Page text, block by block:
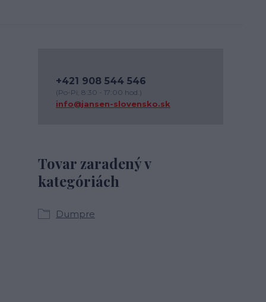
Tovar zaradený v
kategóriách
Dumpre
+421 908 544 546
(Po-Pi, 8:30 - 17:00 hod.)
info@jansen-slovensko.sk